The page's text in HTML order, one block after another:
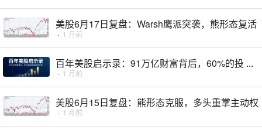
美股6月17日复盘：Warsh鹰派突袭，熊形态复活
· 1 月前
百年美股启示录：91万亿财富背后，60%的投 ...
· 1 月前
美股6月15日复盘：熊形态克服，多头重掌主动权
· 1 月前